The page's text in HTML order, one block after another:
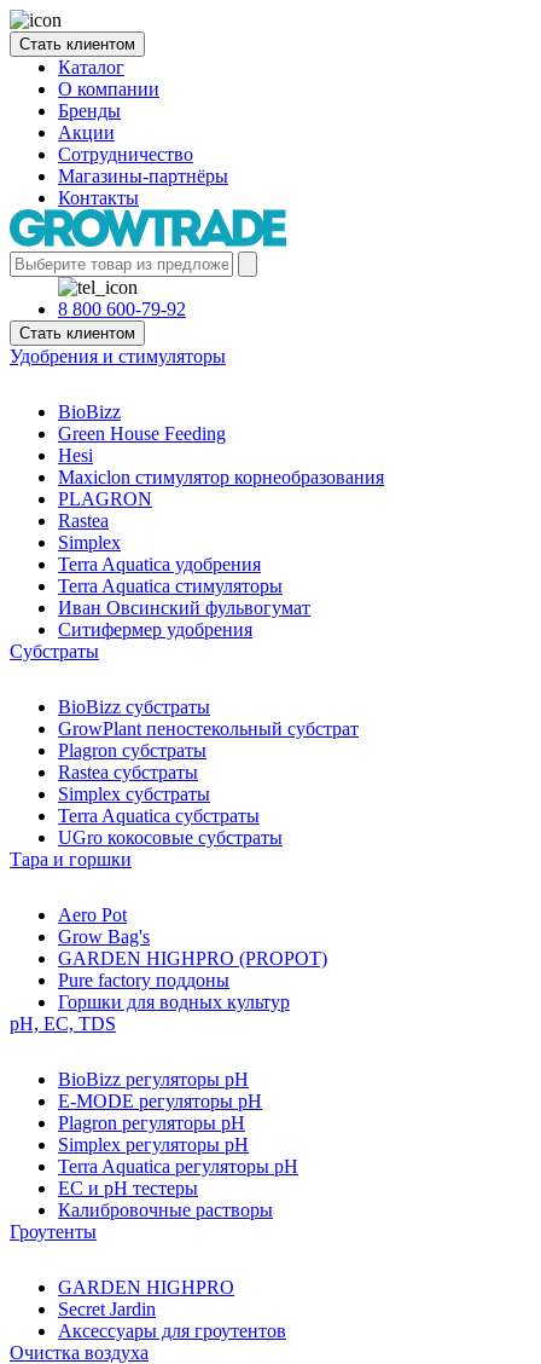
Стать клиентом
Каталог
О компании
Бренды
Акции
Сотрудничество
Магазины-партнёры
Контакты
8 800 600-79-92
Стать клиентом
Удобрения и стимуляторы
BioBizz
Green House Feeding
Hesi
Maxiclon стимулятор корнеобразования
PLAGRON
Rastea
Simplex
Terra Aquatica удобрения
Terra Aquatica стимуляторы
Иван Овсинский фульвогумат
Ситифермер удобрения
Субстраты
BioBizz cубстраты
GrowPlant пеностекольный субстрат
Plagron cубстраты
Rastea cубстраты
Simplex cубстраты
Terra Aquatica cубстраты
UGro кокосовые субстраты
Тара и горшки
Aero Pot
Grow Bag's
GARDEN HIGHPRO (PROPOT)
Pure factory поддоны
Горшки для водных культур
pH, EC, TDS
BioBizz регуляторы pH
E-MODE регуляторы pH
Plagron регуляторы pH
Simplex регуляторы pH
Terra Aquatica регуляторы pH
EC и pH тестеры
Калибровочные растворы
Гроутенты
GARDEN HIGHPRO
Secret Jardin
Аксессуары для гроутентов
Очистка воздуха